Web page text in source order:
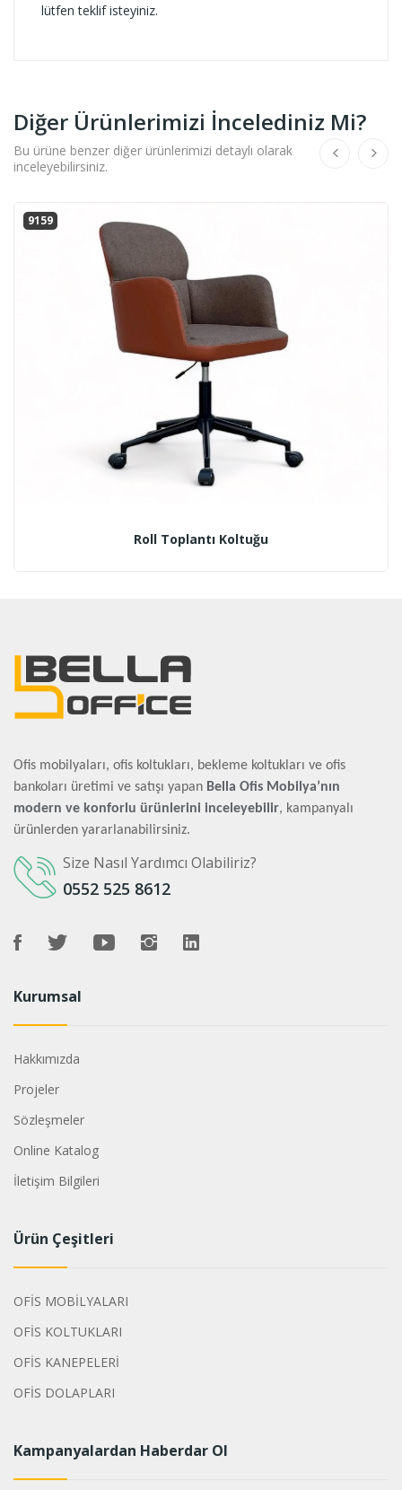
lütfen teklif isteyiniz.
Diğer Ürünlerimizi İncelediniz Mi?
Bu ürüne benzer diğer ürünlerimizi detaylı olarak
inceleyebilirsiniz.
9159
Roll Toplantı Koltuğu
Ofis mobilyaları, ofis koltukları, bekleme koltukları ve ofis
bankoları üretimi ve satışı yapan Bella Ofis Mobilya’nın
modern ve konforlu ürünlerini inceleyebilir, kampanyalı
ürünlerden yararlanabilirsiniz.
Size Nasıl Yardımcı Olabiliriz?
0552 525 8612
Kurumsal
Hakkımızda
Projeler
Sözleşmeler
Online Katalog
İletişim Bilgileri
Ürün Çeşitleri
OFİS MOBİLYALARI
OFİS KOLTUKLARI
OFİS KANEPELERİ
OFİS DOLAPLARI
Kampanyalardan Haberdar Ol